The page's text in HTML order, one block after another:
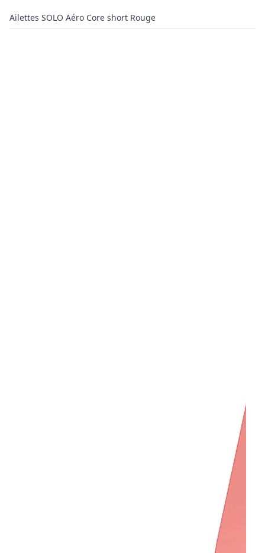
Ailettes SOLO Aéro Core short Rouge